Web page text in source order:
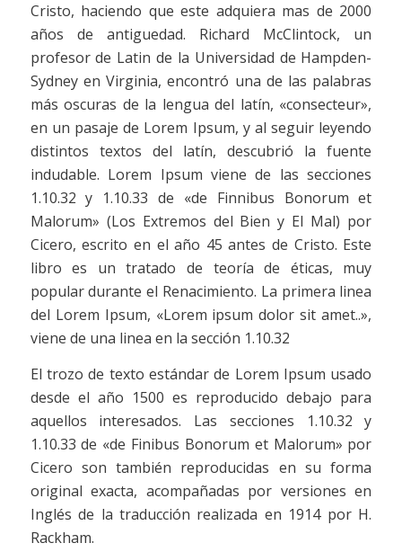
Cristo, haciendo que este adquiera mas de 2000
años de antiguedad. Richard McClintock, un
profesor de Latin de la Universidad de Hampden-
Sydney en Virginia, encontró una de las palabras
más oscuras de la lengua del latín, «consecteur»,
en un pasaje de Lorem Ipsum, y al seguir leyendo
distintos textos del latín, descubrió la fuente
indudable. Lorem Ipsum viene de las secciones
1.10.32 y 1.10.33 de «de Finnibus Bonorum et
Malorum» (Los Extremos del Bien y El Mal) por
Cicero, escrito en el año 45 antes de Cristo. Este
libro es un tratado de teoría de éticas, muy
popular durante el Renacimiento. La primera linea
del Lorem Ipsum, «Lorem ipsum dolor sit amet..»,
viene de una linea en la sección 1.10.32
El trozo de texto estándar de Lorem Ipsum usado
desde el año 1500 es reproducido debajo para
aquellos interesados. Las secciones 1.10.32 y
1.10.33 de «de Finibus Bonorum et Malorum» por
Cicero son también reproducidas en su forma
original exacta, acompañadas por versiones en
Inglés de la traducción realizada en 1914 por H.
Rackham.